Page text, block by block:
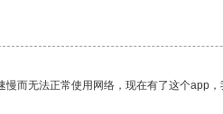
而无法正常使用网络，现在有了这个app，